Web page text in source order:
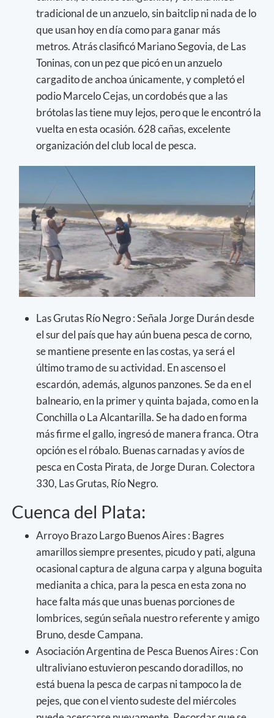
tradicional de un anzuelo, sin baitclip ni nada de lo
que usan hoy en día como para ganar más
metros. Atrás clasificó Mariano Segovia, de Las
Toninas, con un pez que picó en un anzuelo
cargadito de anchoa únicamente, y completó el
podio Marcelo Cejas, un cordobés que a las
brótolas las tiene muy lejos, pero que le encontró la
vuelta en esta ocasión. 628 cañas, excelente
organización del club local de pesca.
Las Grutas Río Negro : Señala Jorge Durán desde
el sur del país que hay aún buena pesca de corno,
se mantiene presente en las costas, ya será el
último tramo de su actividad. En ascenso el
escardón, además, algunos panzones. Se da en el
balneario, en la primer y quinta bajada, como en la
Conchilla o La Alcantarilla. Se ha dado en forma
más firme el gallo, ingresó de manera franca. Otra
opción es el róbalo. Buenas carnadas y avíos de
pesca en Costa Pirata, de Jorge Duran. Colectora
330, Las Grutas, Río Negro.
Cuenca del Plata:
Arroyo Brazo Largo Buenos Aires : Bagres
amarillos siempre presentes, picudo y pati, alguna
ocasional captura de alguna carpa y alguna boguita
medianita a chica, para la pesca en esta zona no
hace falta más que unas buenas porciones de
lombrices, según señala nuestro referente y amigo
Bruno, desde Campana.
Asociación Argentina de Pesca Buenos Aires : Con
ultraliviano estuvieron pescando doradillos, no
está buena la pesca de carpas ni tampoco la de
pejes, que con el viento sudeste del miércoles